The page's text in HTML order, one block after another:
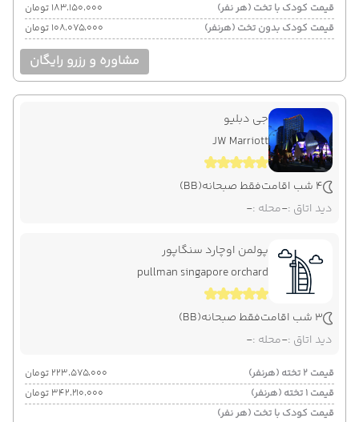
قیمت کودک با تخت (هر نفر)
۱۸۳٬۱۵۰٬۰۰۰ تومان
قیمت کودک بدون تخت (هرنفر)
۱۰۸٬۰۷۵٬۰۰۰ تومان
مشاوره و رزرو رایگان
جی دبلیو
JW Marriott
4 شب اقامت فقط صبحانه(BB)
دید اتاق :-محله :-
پولمن اوچارد سنگاپور
pullman singapore orchard
3 شب اقامت فقط صبحانه(BB)
دید اتاق :-محله :-
قیمت 2 تخته (هرنفر)
۲۲۳٬۵۷۵٬۰۰۰ تومان
قیمت 1 تخته (هرنفر)
۳۴۲٬۲۱۰٬۰۰۰ تومان
قیمت کودک با تخت (هر نفر)